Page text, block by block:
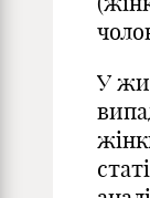
У